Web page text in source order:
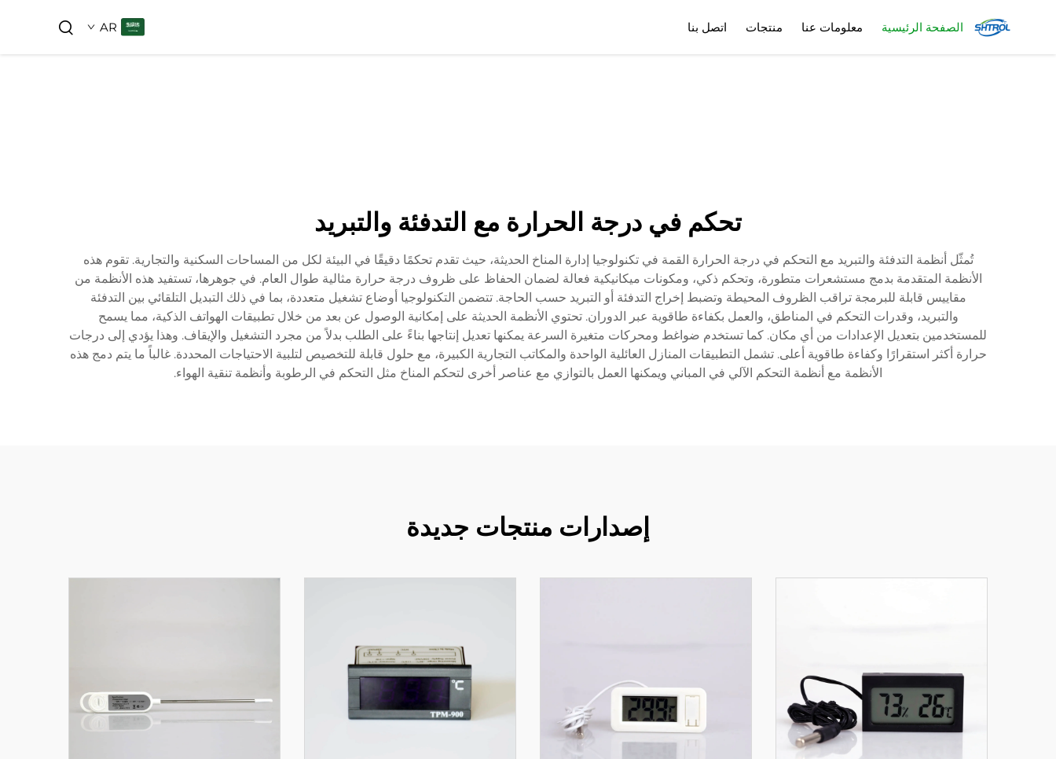
الصفحة الرئيسية معلومات عنا منتجات اتصل بنا AR
تحكم في درجة الحرارة مع التدفئة والتبريد
تُمثّل أنظمة التدفئة والتبريد مع التحكم في درجة الحرارة القمة في تكنولوجيا إدارة المناخ الحديثة، حيث تقدم تحكمًا دقيقًا في البيئة لكل من المساحات السكنية والتجارية. تقوم هذه
الأنظمة المتقدمة بدمج مستشعرات متطورة، وتحكم ذكي، ومكونات ميكانيكية فعالة لضمان الحفاظ على ظروف درجة حرارة مثالية طوال العام. في جوهرها، تستفيد هذه الأنظمة من
مقاييس قابلة للبرمجة تراقب الظروف المحيطة وتضبط إخراج التدفئة أو التبريد حسب الحاجة. تتضمن التكنولوجيا أوضاع تشغيل متعددة، بما في ذلك التبديل التلقائي بين التدفئة
والتبريد، وقدرات التحكم في المناطق، والعمل بكفاءة طاقوية عبر الدوران. تحتوي الأنظمة الحديثة على إمكانية الوصول عن بعد من خلال تطبيقات الهواتف الذكية، مما يسمح
للمستخدمين بتعديل الإعدادات من أي مكان. كما تستخدم ضواغط ومحركات متغيرة السرعة يمكنها تعديل إنتاجها بناءً على الطلب بدلاً من مجرد التشغيل والإيقاف. وهذا يؤدي إلى درجات
حرارة أكثر استقرارًا وكفاءة طاقوية أعلى. تشمل التطبيقات المنازل العائلية الواحدة والمكاتب التجارية الكبيرة، مع حلول قابلة للتخصيص لتلبية الاحتياجات المحددة. غالباً ما يتم دمج هذه
الأنظمة مع أنظمة التحكم الآلي في المباني ويمكنها العمل بالتوازي مع عناصر أخرى لتحكم المناخ مثل التحكم في الرطوبة وأنظمة تنقية الهواء.
إصدارات منتجات جديدة